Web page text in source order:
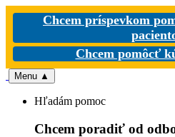
Chcem príspevkom
Chcem pomôcť
Menu ▲
Hľadám pomoc
Chcem poradiť od